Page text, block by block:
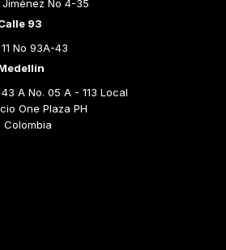
No 4-35
93
No 93A-43
A No. 05 A - 113 Local
One Plaza PH
Colombia